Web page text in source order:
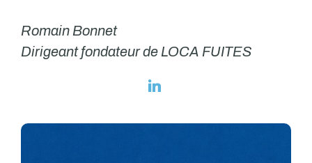
Romain Bonnet
Dirigeant fondateur de LOCA FUITES